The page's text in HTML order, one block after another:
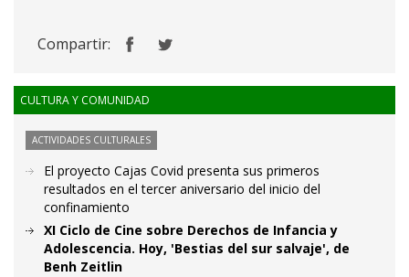
Compartir:
CULTURA Y COMUNIDAD
ACTIVIDADES CULTURALES
El proyecto Cajas Covid presenta sus primeros
resultados en el tercer aniversario del inicio del
confinamiento
XI Ciclo de Cine sobre Derechos de Infancia y
Adolescencia. Hoy, 'Bestias del sur salvaje', de
Benh Zeitlin